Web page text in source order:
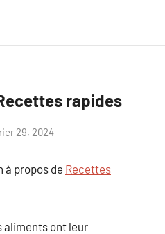
rapides
29, 2024
à propos de Recettes
aliments ont leur